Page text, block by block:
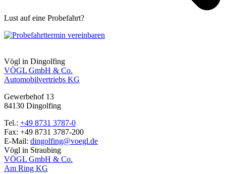
Lust auf eine Probefahrt?
Vögl in Dingolfing
VÖGL GmbH & Co.
Automobilvertriebs KG
Gewerbehof 13
84130 Dingolfing
Tel.: +49 8731 3787-0
Fax: +49 8731 3787-200
E-Mail: dingolfing@voegl.de
Vögl in Straubing
VÖGL GmbH & Co.
Am Ring KG